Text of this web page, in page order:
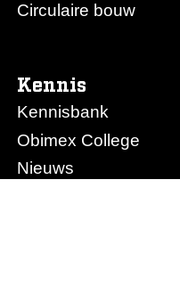
Circulaire bouw
Kennis
Kennisbank
Obimex College
Nieuws